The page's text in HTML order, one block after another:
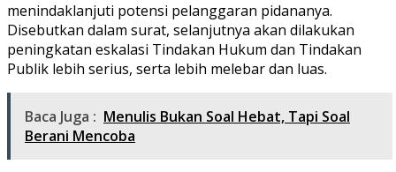
menindaklanjuti potensi pelanggaran pidananya.
Disebutkan dalam surat, selanjutnya akan dilakukan
peningkatan eskalasi Tindakan Hukum dan Tindakan
Publik lebih serius, serta lebih melebar dan luas.
Baca Juga : Menulis Bukan Soal Hebat, Tapi Soal
Berani Mencoba